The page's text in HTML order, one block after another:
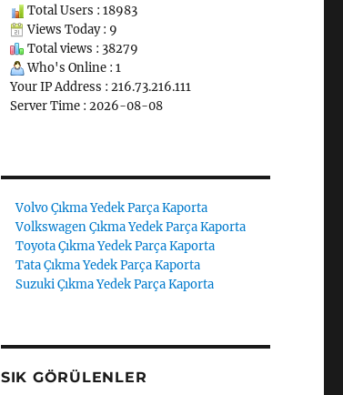
Total Users : 18983
Views Today : 9
Total views : 38279
Who's Online : 1
Your IP Address : 216.73.216.111
Server Time : 2026-08-08
Volvo Çıkma Yedek Parça Kaporta
Volkswagen Çıkma Yedek Parça Kaporta
Toyota Çıkma Yedek Parça Kaporta
Tata Çıkma Yedek Parça Kaporta
Suzuki Çıkma Yedek Parça Kaporta
SIK GÖRÜLENLER